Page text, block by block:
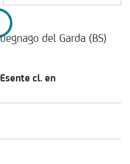
del Garda (BS)
Esente cl. en